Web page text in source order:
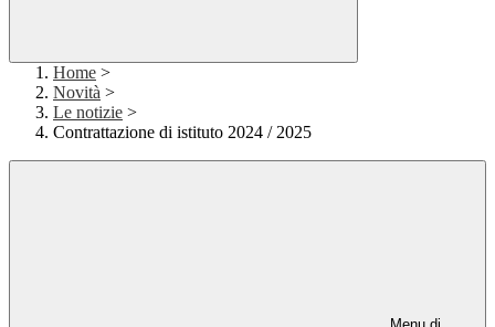
Home >
Novità >
Le notizie >
Contrattazione di istituto 2024 / 2025